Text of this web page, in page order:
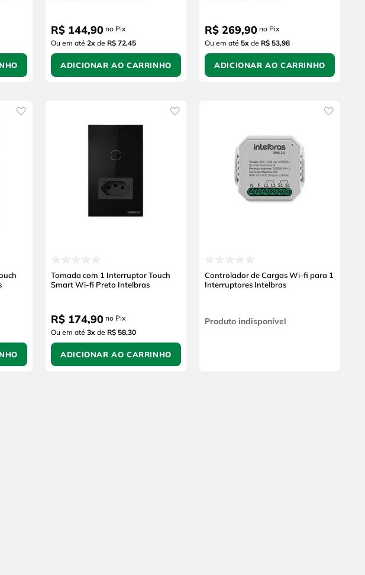
R$ 144,90 no Pix
Ou em até 2x de R$ 72,45
ADICIONAR AO CARRINHO
R$ 269,90 no Pix
Ou em até 5x de R$ 53,98
ADICIONAR AO CARRINHO
Tomada com 1 Interruptor Touch
Smart Wi-fi Preto Intelbras
R$ 174,90 no Pix
Ou em até 3x de R$ 58,30
ADICIONAR AO CARRINHO
Controlador de Cargas Wi-fi para 1
Interruptores Intelbras
Produto indisponível